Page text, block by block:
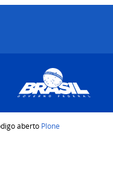
aberto Plone